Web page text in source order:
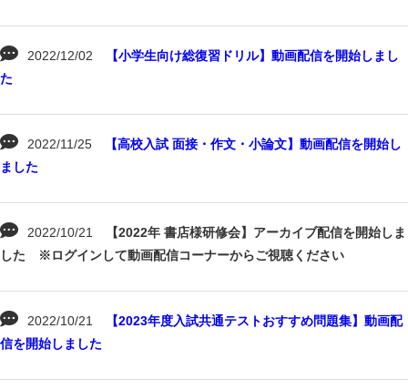
2022/12/02
【小学生向け総復習ドリル】動画配信を開始しまし
た
2022/11/25
【高校入試 面接・作文・小論文】動画配信を開始し
ました
2022/10/21
【2022年 書店様研修会】アーカイブ配信を開始しま
した ※ログインして動画配信コーナーからご視聴ください
2022/10/21
【2023年度入試共通テストおすすめ問題集】動画配
信を開始しました